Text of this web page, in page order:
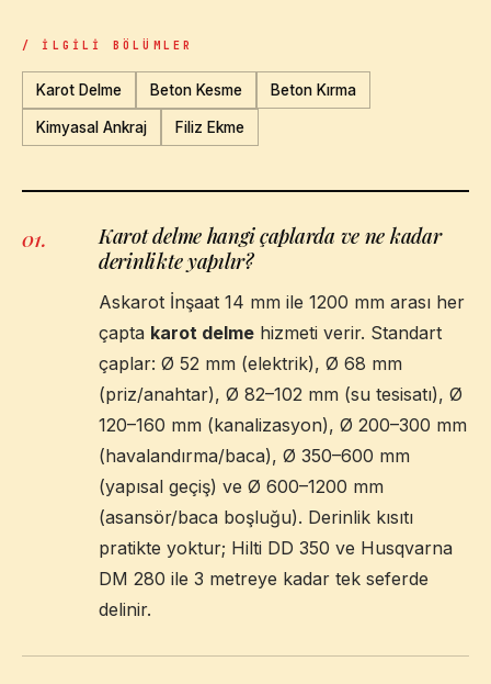
/ İLGILI BÖLÜMLER
Karot Delme Beton Kesme Beton Kırma
Kimyasal Ankraj Filiz Ekme
01.
Karot delme hangi çaplarda ve ne kadar
derinlikte yapılır?
Askarot İnşaat 14 mm ile 1200 mm arası her
çapta karot delme hizmeti verir. Standart
çaplar: Ø 52 mm (elektrik), Ø 68 mm
(priz/anahtar), Ø 82–102 mm (su tesisatı), Ø
120–160 mm (kanalizasyon), Ø 200–300 mm
(havalandırma/baca), Ø 350–600 mm
(yapısal geçiş) ve Ø 600–1200 mm
(asansör/baca boşluğu). Derinlik kısıtı
pratikte yoktur; Hilti DD 350 ve Husqvarna
DM 280 ile 3 metreye kadar tek seferde
delinir.